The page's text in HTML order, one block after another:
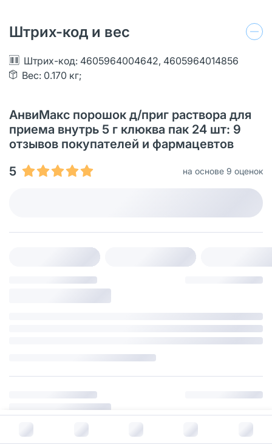
В корзину за
Штрих-код и вес
Штрих-код: 4605964004642, 4605964014856
Вес: 0.170 кг;
АнвиМакс порошок д/приг раствора для
приема внутрь 5 г клюква пак 24 шт: 9
отзывов покупателей и фармацевтов
5
на основе 9 оценок